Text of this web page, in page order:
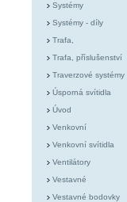
Systémy
Systémy - díly
Trafa,
Trafa, příslušenství
Traverzové systémy
Úsporná svítidla
Úvod
Venkovní
Venkovní svítidla
Ventilátory
Vestavné
Vestavné bodovky